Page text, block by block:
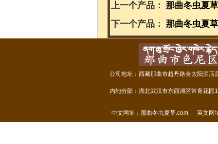
上一个产品： 那曲冬虫夏
下一个产品： 那曲冬虫夏
公司地址：西藏那曲市超丹路金太阳酒
内地分部：湖北武汉市东西湖区常青
中文网址： 那曲冬虫夏草.com 英文网